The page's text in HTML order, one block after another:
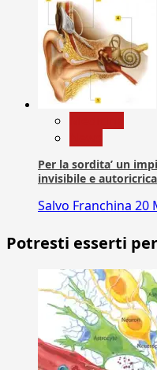
Per la sordita’ un
invisibile e
Salvo Franchina 20
Potresti esserti